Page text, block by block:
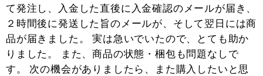
て発注し、入金した直後に入金確認のメールが届き、
２時間後に発送した旨のメールが、そして翌日には商
品が届きました。 実は急いでいたので、とても助か
りました。 また、商品の状態・梱包も問題なしで
す。 次の機会がありましたら、また購入したいと思